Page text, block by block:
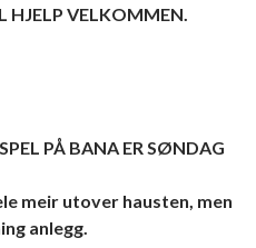
HJELP VELKOMMEN.
PÅ BANA ER SØNDAG
meir utover hausten, men
anlegg.